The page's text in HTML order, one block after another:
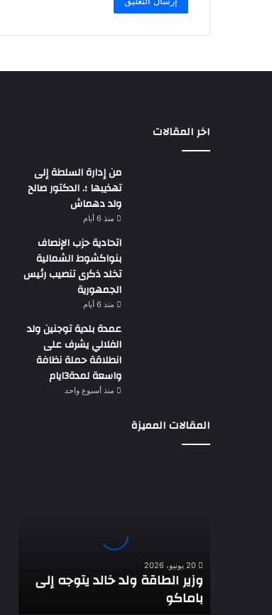
اخر المقالات
من إدارة السلطة إلى
تهذيبها ؛. الدكتور صالح
ولد دهماش
منذ 6 أيام
اتحادية حزب الإنصاف
بنواكشوط الشمالية
تخلد ذكرى تنصيب رئيس
الجمهورية
منذ 6 أيام
عمدة بلدية توجنين ولد
الفلالي يشرف على
انطلاقة حملة نظافة
واسعة لمدة3ايام
منذ أسبوع واحد
المقالات المميزة
20 يونيو، 2026
وزير الطاقة ولد خالد يتوجه إلى
باماكو